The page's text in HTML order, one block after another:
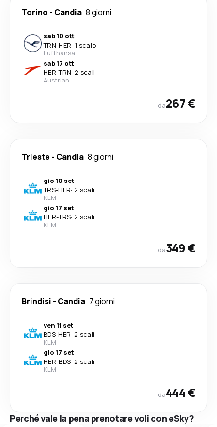
Torino - Candia 8 giorni
sab 10 ott
TRN-HER· 1 scalo
Lufthansa
sab 17 ott
HER-TRN· 2 scali
Austrian
da267 €
Trieste - Candia 8 giorni
gio 10 set
TRS-HER· 2 scali
KLM
gio 17 set
HER-TRS· 2 scali
KLM
da349 €
Brindisi - Candia 7 giorni
ven 11 set
BDS-HER· 2 scali
KLM
gio 17 set
HER-BDS· 2 scali
KLM
da444 €
Perché vale la pena prenotare voli con eSky?